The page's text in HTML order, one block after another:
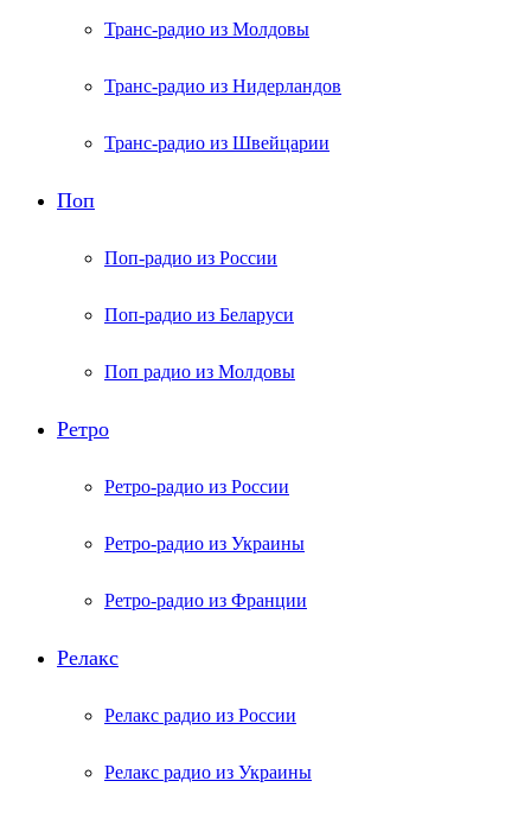
Транс-радио из Молдовы
Транс-радио из Нидерландов
Транс-радио из Швейцарии
Поп
Поп-радио из России
Поп-радио из Беларуси
Поп радио из Молдовы
Ретро
Ретро-радио из России
Ретро-радио из Украины
Ретро-радио из Франции
Релакс
Релакс радио из России
Релакс радио из Украины